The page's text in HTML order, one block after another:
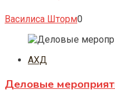
Василиса Шторм0
АХД
Деловые